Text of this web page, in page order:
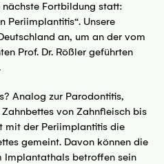
Fortbildung statt:
Periimplantitis“. Unsere
an, um an der vom
Prof. Dr. Rößler geführten
Analog zur Parodontitis,
von Zahnfleisch bis
mit der Periimplantitis die
gemeint. Davon können die
Implantathals betroffen sein